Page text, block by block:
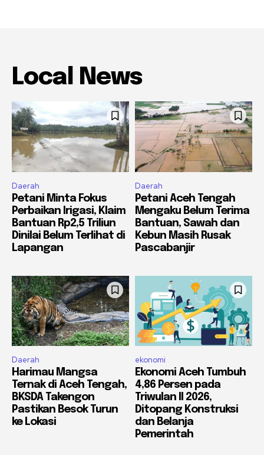
Local News
Daerah
Petani Minta Fokus
Perbaikan Irigasi, Klaim
Bantuan Rp2,5 Triliun
Dinilai Belum Terlihat di
Lapangan
Daerah
Petani Aceh Tengah
Mengaku Belum Terima
Bantuan, Sawah dan
Kebun Masih Rusak
Pascabanjir
Daerah
Harimau Mangsa
Ternak di Aceh Tengah,
BKSDA Takengon
Pastikan Besok Turun
ke Lokasi
ekonomi
Ekonomi Aceh Tumbuh
4,86 Persen pada
Triwulan II 2026,
Ditopang Konstruksi
dan Belanja
Pemerintah